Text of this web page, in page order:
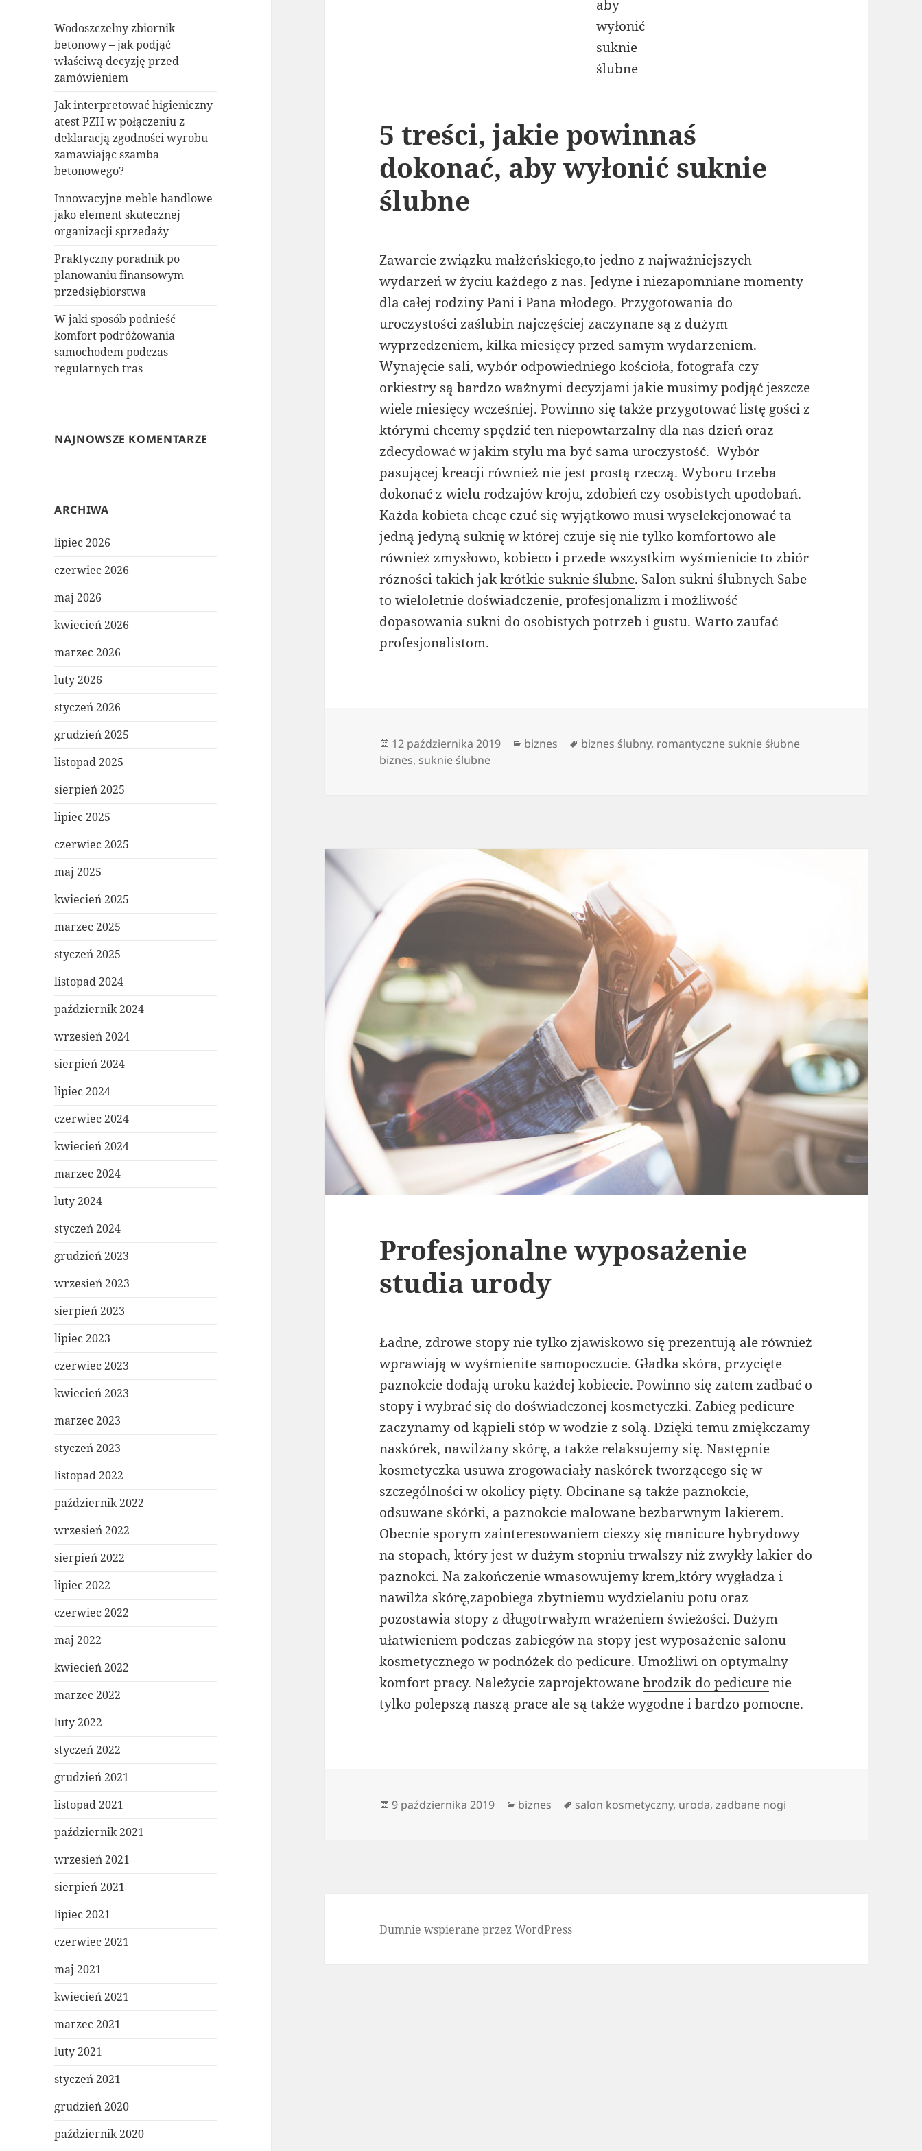
Wodoszczelny zbiornik
betonowy – jak podjąć
właściwą decyzję przed
zamówieniem
Jak interpretować higieniczny
atest PZH w połączeniu z
deklaracją zgodności wyrobu
zamawiając szamba
betonowego?
Innowacyjne meble handlowe
jako element skutecznej
organizacji sprzedaży
Praktyczny poradnik po
planowaniu finansowym
przedsiębiorstwa
W jaki sposób podnieść
komfort podróżowania
samochodem podczas
regularnych tras
NAJNOWSZE KOMENTARZE
ARCHIWA
lipiec 2026
czerwiec 2026
maj 2026
kwiecień 2026
marzec 2026
luty 2026
styczeń 2026
grudzień 2025
listopad 2025
sierpień 2025
lipiec 2025
czerwiec 2025
maj 2025
kwiecień 2025
marzec 2025
styczeń 2025
listopad 2024
październik 2024
wrzesień 2024
sierpień 2024
lipiec 2024
czerwiec 2024
kwiecień 2024
marzec 2024
luty 2024
styczeń 2024
grudzień 2023
wrzesień 2023
sierpień 2023
lipiec 2023
czerwiec 2023
kwiecień 2023
marzec 2023
styczeń 2023
listopad 2022
październik 2022
wrzesień 2022
sierpień 2022
lipiec 2022
czerwiec 2022
maj 2022
kwiecień 2022
marzec 2022
luty 2022
styczeń 2022
grudzień 2021
listopad 2021
październik 2021
wrzesień 2021
sierpień 2021
lipiec 2021
czerwiec 2021
maj 2021
kwiecień 2021
marzec 2021
luty 2021
styczeń 2021
grudzień 2020
październik 2020
5 treści, jakie powinnaś
dokonać, aby wyłonić suknie
ślubne
Zawarcie związku małżeńskiego,to jedno z najważniejszych
wydarzeń w życiu każdego z nas. Jedyne i niezapomniane momenty
dla całej rodziny Pani i Pana młodego. Przygotowania do
uroczystości zaślubin najczęściej zaczynane są z dużym
wyprzedzeniem, kilka miesięcy przed samym wydarzeniem.
Wynajęcie sali, wybór odpowiedniego kościoła, fotografa czy
orkiestry są bardzo ważnymi decyzjami jakie musimy podjąć jeszcze
wiele miesięcy wcześniej. Powinno się także przygotować listę gości z
którymi chcemy spędzić ten niepowtarzalny dla nas dzień oraz
zdecydować w jakim stylu ma być sama uroczystość. Wybór
pasującej kreacji również nie jest prostą rzeczą. Wyboru trzeba
dokonać z wielu rodzajów kroju, zdobień czy osobistych upodobań.
Każda kobieta chcąc czuć się wyjątkowo musi wyselekcjonować ta
jedną jedyną suknię w której czuje się nie tylko komfortowo ale
również zmysłowo, kobieco i przede wszystkim wyśmienicie to zbiór
rózności takich jakkrótkie suknie ślubne. Salon sukni ślubnych Sabe
to wieloletnie doświadczenie, profesjonalizm i możliwość
dopasowania sukni do osobistych potrzeb i gustu. Warto zaufać
profesjonalistom.
Data
publikacji
12 października 2019 Kategorie
biznes Tagi
biznes ślubny, romantyczne suknie śłubne
biznes, suknie ślubne
Profesjonalne wyposażenie
studia urody
Ładne, zdrowe stopy nie tylko zjawiskowo się prezentują ale również
wprawiają w wyśmienite samopoczucie. Gładka skóra, przycięte
paznokcie dodają uroku każdej kobiecie. Powinno się zatem zadbać o
stopy i wybrać się do doświadczonej kosmetyczki. Zabieg pedicure
zaczynamy od kąpieli stóp w wodzie z solą. Dzięki temu zmiękczamy
naskórek, nawilżany skórę, a także relaksujemy się. Następnie
kosmetyczka usuwa zrogowaciały naskórek tworzącego się w
szczególności w okolicy pięty. Obcinane są także paznokcie,
odsuwane skórki, a paznokcie malowane bezbarwnym lakierem.
Obecnie sporym zainteresowaniem cieszy się manicure hybrydowy
na stopach, który jest w dużym stopniu trwalszy niż zwykły lakier do
paznokci. Na zakończenie wmasowujemy krem,który wygładza i
nawilża skórę,zapobiega zbytniemu wydzielaniu potu oraz
pozostawia stopy z długotrwałym wrażeniem świeżości. Dużym
ułatwieniem podczas zabiegów na stopy jest wyposażenie salonu
kosmetycznego w podnóżek do pedicure. Umożliwi on optymalny
komfort pracy. Należycie zaprojektowanebrodzik do pedicurenie
tylko polepszą naszą prace ale są także wygodne i bardzo pomocne.
Data
9 października 2019 Kategorie
biznes Tagi
salon kosmetyczny, uroda,zadbane nogi
Dumnie wspierane przez WordPress